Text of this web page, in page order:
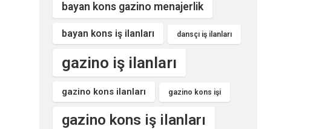
bayan kons gazino menajerlik
bayan kons iş ilanları dansçı iş ilanları
gazino iş ilanları
gazino kons ilanları gazino kons işi
gazino kons iş ilanları